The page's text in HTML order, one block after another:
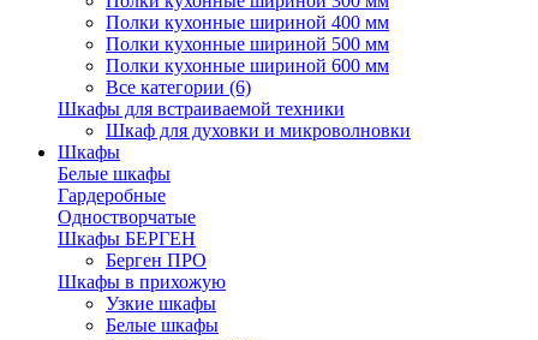
Полки кухонные шириной 400 мм
Полки кухонные шириной 500 мм
Полки кухонные шириной 600 мм
Все категории (6)
Шкафы для встраиваемой техники
Шкаф для духовки и микроволновки
Шкафы
Белые шкафы
Гардеробные
Одностворчатые
Шкафы БЕРГЕН
Берген ПРО
Шкафы в прихожую
Узкие шкафы
Белые шкафы